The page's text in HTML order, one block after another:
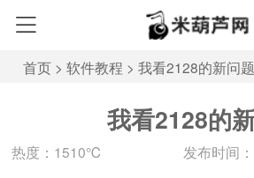
首页 > 软件教程 > 我看2128的新问题
我看2128的
热度：1510℃ 发布时间